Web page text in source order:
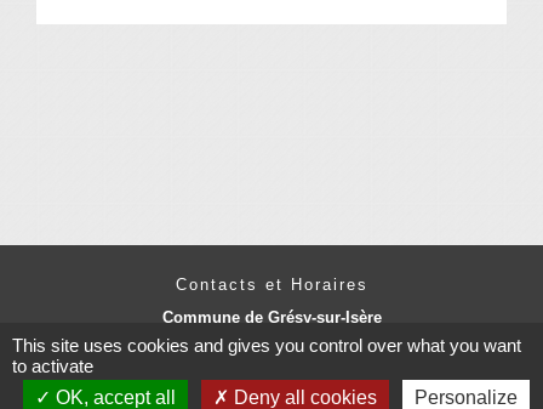
Contacts et Horaires
Commune de Grésy-sur-Isère
49 Place Pierre Bonnet
+33 4 79 37 91 94
This site uses cookies and gives you control over what you want
to activate
OK, accept all
Deny all cookies Personalize